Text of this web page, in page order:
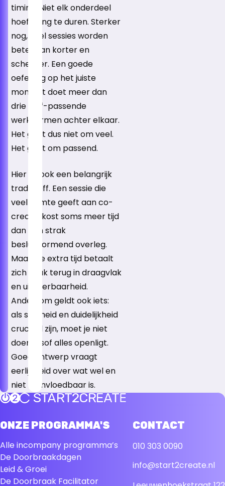
timing. Niet elk onderdeel
hoeft lang te duren. Sterker
nog, veel sessies worden
beter van korter en
scherper. Een goede
oefening op het juiste
moment doet meer dan
drie half-passende
werkvormen achter elkaar.
Het gaat dus niet om veel.
Het gaat om passend.
Hier zit ook een belangrijk
trade-off. Een sessie die
veel ruimte geeft aan co-
creatie kost soms meer tijd
dan een strak
besluitvormend overleg.
Maar die extra tijd betaalt
zich vaak terug in draagvlak
en uitvoerbaarheid.
Andersom geldt ook iets:
als snelheid en duidelijkheid
cruciaal zijn, moet je niet
doen alsof alles openligt.
Goed ontwerp vraagt
eerlijkheid over wat wel en
niet beïnvloedbaar is.
Terug naar de startpagina
ONZE PROGRAMMA'S
Alle incompany programma’s
De Doorbraakdagen
Leid & Groei
De Doorbraak Facilitator
CONTACT
010 303 0090
info@start2create.nl